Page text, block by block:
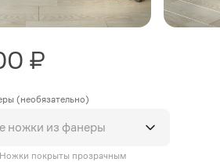
₽
(необязательно)
ножки из фанеры
покрыты прозрачным